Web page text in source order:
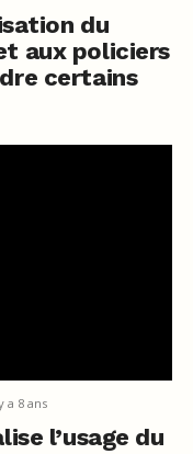
du
aux policiers
certains
a 8 ans
l’usage du